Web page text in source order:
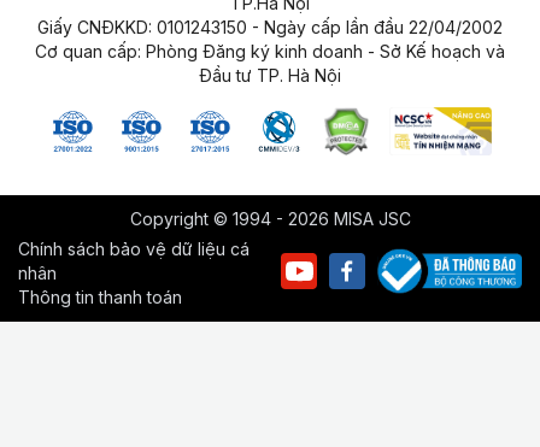
Giấy CNĐKKD: 0101243150 - Ngày cấp lần đầu 22/04/2002
Cơ quan cấp: Phòng Đăng ký kinh doanh - Sở Kế hoạch và
Đầu tư TP. Hà Nội
Copyright © 1994 - 2026 MISA JSC
Chính sách bảo vệ dữ liệu cá
nhân
Thông tin thanh toán